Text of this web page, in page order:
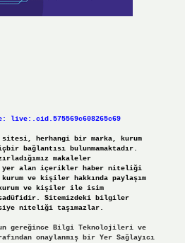
live:.cid.575569c608265c69
herhangi bir marka, kurum
bağlantısı bulunmamaktadır.
makaleler
yer alan içerikler haber niteliği
ve kişiler hakkında paylaşım
kurum ve kişiler ile isim
Sitemizdeki bilgiler
niteliği taşımazlar.
gereğince Bilgi Teknolojileri ve
onaylanmış bir Yer Sağlayıcı